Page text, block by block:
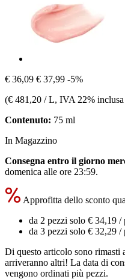
€ 36,09 € 37,99 -5%
(€ 481,20 / L, IVA 22% inclusa
Contenuto: 75 ml
In Magazzino
Consegna entro il giorno
domenica alle ore 23:59.
Approfitta dello sconto
da 2 pezzi solo € 34,19 /
da 3 pezzi solo € 32,29 /
Di questo articolo sono rimasti
arriveranno altri! La data di
vengono ordinati più pezzi.